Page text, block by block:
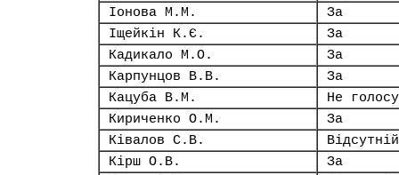
Іонова М.М.
За
Іщейкін К.Є.
За
Кадикало М.О.
За
Карпунцов В.В.
За
Кацуба В.М.
Не
Кириченко О.М.
За
Ківалов С.В.
Відсутній
Кірш О.В.
За